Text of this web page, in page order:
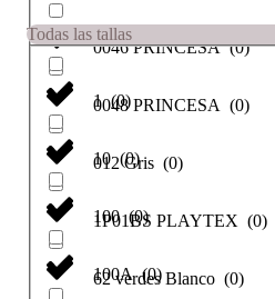
0046 PRINCESA (0)
0048 PRINCESA (0)
012 Gris (0)
1P01BS PLAYTEX (0)
62 verdes Blanco (0)
Todas las tallas
1 (0)
10 (0)
100 (0)
100A (0)